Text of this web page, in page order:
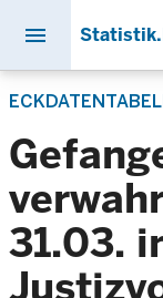
zum
Inhalt
menu
31.03.